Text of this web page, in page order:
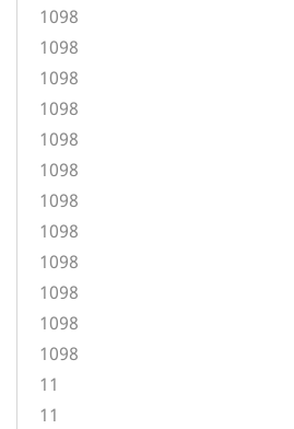
1098
1098
1098
1098
1098
1098
1098
1098
1098
1098
1098
1098
11
11